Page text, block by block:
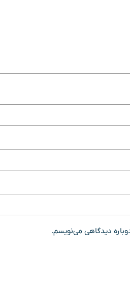
دیدگاهی می‌نویسم.